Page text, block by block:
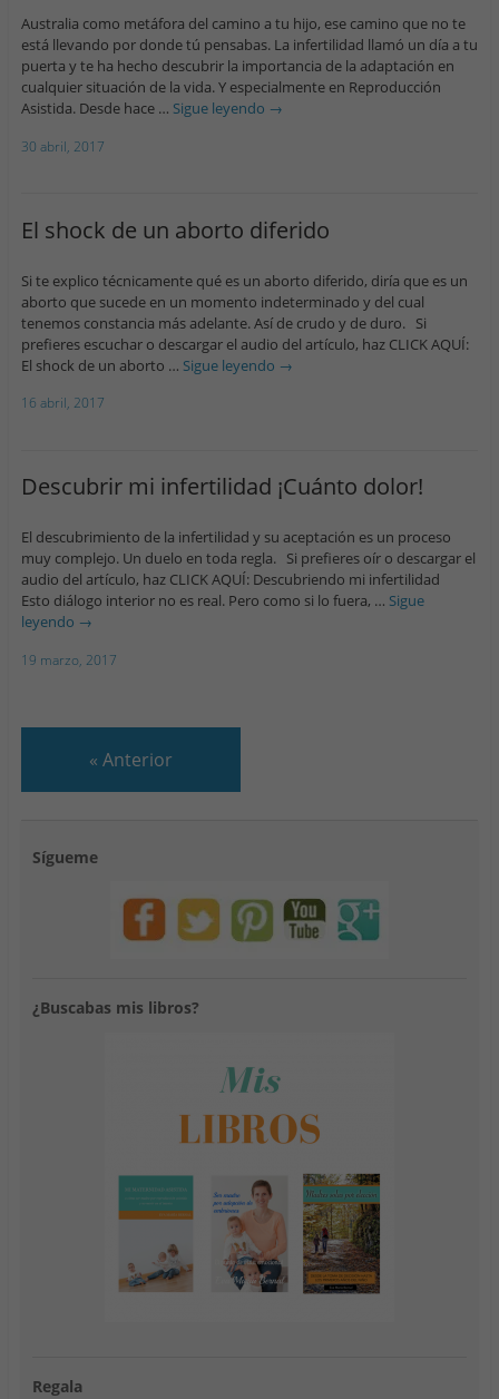
Australia como metáfora del camino a tu hijo, ese camino que no te
está llevando por donde tú pensabas. La infertilidad llamó un día a tu
puerta y te ha hecho descubrir la importancia de la adaptación en
cualquier situación de la vida. Y especialmente en Reproducción
Asistida. Desde hace … Sigue leyendo →
30 abril, 2017
El shock de un aborto diferido
Si te explico técnicamente qué es un aborto diferido, diría que es un
aborto que sucede en un momento indeterminado y del cual
tenemos constancia más adelante. Así de crudo y de duro. Si
prefieres escuchar o descargar el audio del artículo, haz CLICK AQUÍ:
El shock de un aborto … Sigue leyendo →
16 abril, 2017
Descubrir mi infertilidad ¡Cuánto dolor!
El descubrimiento de la infertilidad y su aceptación es un proceso
muy complejo. Un duelo en toda regla. Si prefieres oír o descargar el
audio del artículo, haz CLICK AQUÍ: Descubriendo mi infertilidad
Esto diálogo interior no es real. Pero como si lo fuera, … Sigue
leyendo →
19 marzo, 2017
« Anterior
Sígueme
¿Buscabas mis libros?
Regala